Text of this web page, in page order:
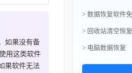
如果没有备
用这类软件
果软件无法
> 数据恢复软件
> 回收站清空恢复
> 电脑数据恢复